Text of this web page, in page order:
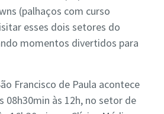
(palhaços com curso
esses dois setores do
momentos divertidos para
Francisco de Paula acontece
08h30min às 12h, no setor de